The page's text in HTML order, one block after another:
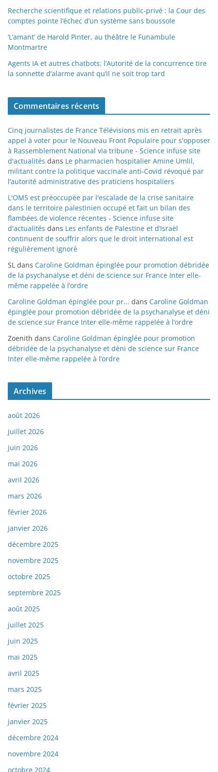
Recherche scientifique et relations public-privé : la Cour des
comptes pointe l’échec d’un système sans boussole
‘L’amant’ de Harold Pinter, au théâtre le Funambule
Montmartre
Agents IA et autres chatbots: l’Autorité de la concurrence tire
la sonnette d’alarme avant qu’il ne soit trop tard
Commentaires récents
Cinq journalistes de France Télévisions mis en retrait après
appel à voter pour le Nouveau Front Populaire pour s'opposer
à Rassemblement National via tribune - Science infuse site
d'actualités dans Le pharmacien hospitalier Amine Umlil,
militant contre la politique vaccinale anti-Covid révoqué par
l’autorité administrative des praticiens hospitaliers
L'OMS est préoccupée par l'escalade de la crise sanitaire
dans le territoire palestinien occupé et fait un bilan des
flambées de violence récentes - Science infuse site
d'actualités dans Les enfants de Palestine et d’Israël
continuent de souffrir alors que le droit international est
régulièrement ignoré
SL dans Caroline Goldman épinglée pour promotion débridée
de la psychanalyse et déni de science sur France Inter elle-
même rappelée à l’ordre
Caroline Goldman épinglée pour pr... dans Caroline Goldman
épinglée pour promotion débridée de la psychanalyse et déni
de science sur France Inter elle-même rappelée à l’ordre
Zoenith dans Caroline Goldman épinglée pour promotion
débridée de la psychanalyse et déni de science sur France
Inter elle-même rappelée à l’ordre
Archives
août 2026
juillet 2026
juin 2026
mai 2026
avril 2026
mars 2026
février 2026
janvier 2026
décembre 2025
novembre 2025
octobre 2025
septembre 2025
août 2025
juillet 2025
juin 2025
mai 2025
avril 2025
mars 2025
février 2025
janvier 2025
décembre 2024
novembre 2024
octobre 2024